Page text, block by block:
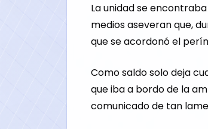
La unidad se
medios aseveran que,
que se acordonó el
Como saldo solo deja
que iba a bordo de la
comunicado de tan